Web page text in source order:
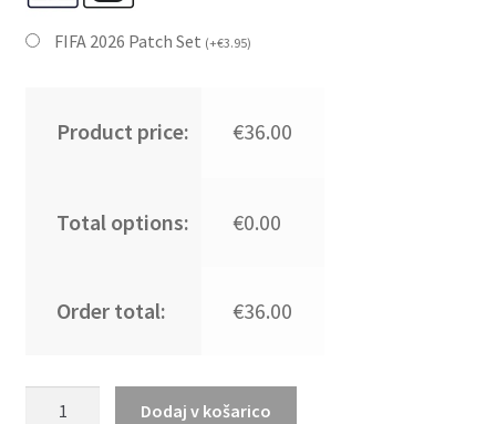
FIFA 2026 Patch Set (+€3.95)
Product price: €36.00
Total options: €0.00
Order total: €36.00
Dodaj v košarico